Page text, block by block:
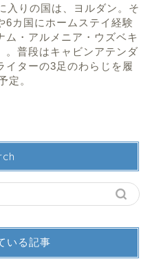
入りの国は、ヨルダン。そ
6カ国にホームステイ経験
ム・アルメニア・ウズベキ
。普段はキャビンアテンダ
イターの3足のわらじを履
定。
いる記事